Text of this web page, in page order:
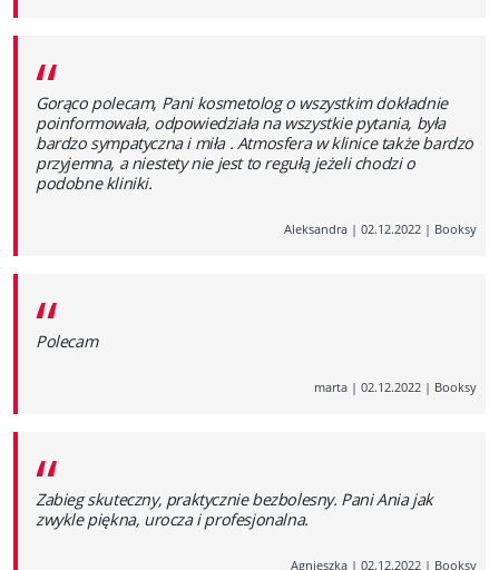
“
Gorąco polecam, Pani kosmetolog o wszystkim dokładnie
poinformowała, odpowiedziała na wszystkie pytania, była
bardzo sympatyczna i miła . Atmosfera w klinice także bardzo
przyjemna, a niestety nie jest to regułą jeżeli chodzi o
podobne kliniki.
Aleksandra | 02.12.2022 | Booksy
“
Polecam
marta | 02.12.2022 | Booksy
“
Zabieg skuteczny, praktycznie bezbolesny. Pani Ania jak
zwykle piękna, urocza i profesjonalna.
Agnieszka | 02.12.2022 | Booksy